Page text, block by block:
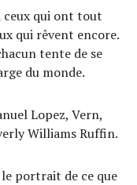
ceux qui ont tout
qui rêvent encore.
tente de se
du monde.
Lopez, Vern,
Williams Ruffin.
le portrait de ce que